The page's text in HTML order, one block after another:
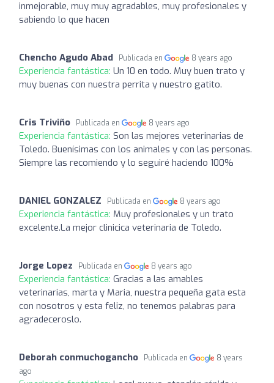
inmejorable, muy muy agradables, muy profesionales y
sabiendo lo que hacen
Chencho Agudo Abad Publicada en 8 years ago
Experiencia fantástica: Un 10 en todo. Muy buen trato y
muy buenas con nuestra perrita y nuestro gatito.
Cris Triviño Publicada en 8 years ago
Experiencia fantástica: Son las mejores veterinarias de
Toledo. Buenísimas con los animales y con las personas.
Siempre las recomiendo y lo seguiré haciendo 100%
DANIEL GONZALEZ Publicada en 8 years ago
Experiencia fantástica: Muy profesionales y un trato
excelente.La mejor clinicica veterinaria de Toledo.
Jorge Lopez Publicada en 8 years ago
Experiencia fantástica: Gracias a las amables
veterinarias, marta y Maria, nuestra pequeña gata esta
con nosotros y esta feliz, no tenemos palabras para
agradeceroslo.
Deborah conmuchogancho Publicada en
8 years
ago